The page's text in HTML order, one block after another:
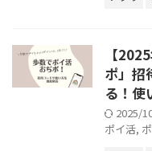
【
ポ」招
る！使
2025/
ポイ活,